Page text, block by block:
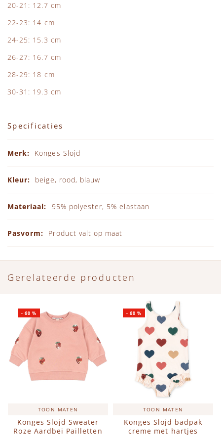
20-21: 12.7 cm
22-23: 14 cm
24-25: 15.3 cm
26-27: 16.7 cm
28-29: 18 cm
30-31: 19.3 cm
Specificaties
Konges Slojd
beige, rood, blauw
95% polyester, 5% elastaan
Product valt op maat
Gerelateerde producten
TOON MATEN
Konges Slojd Sweater
Roze Aardbei Pailletten
-60 %
TOON MATEN
Konges Slojd badpak
creme met hartjes
-60 %